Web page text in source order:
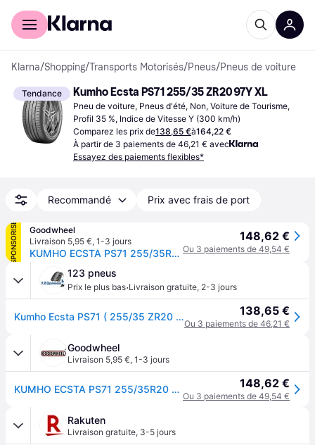
Acheter avec Klarna
Klarna/Shopping/Transports Motorisés/Pneus/Pneus de voiture
Tendance Kumho Ecsta PS71 255/35 ZR20 97Y XL
Pneu de voiture, Pneus d'été, Non, Voiture de Tourisme,
Profil 35 %, Indice de Vitesse Y (300 km/h)
Comparez les prix de138,65 €à164,22 €
À partir de 3 paiements de 46,21 € avec
Essayez des paiements flexibles*
Recommandé Prix avec frais de port
SPONSORISÉ
Goodwheel
Livraison 5,95 €, 1-3 jours
KUMHO ECSTA PS71 255/35R20 97Y XL BSW
148,62 €
Ou 3 paiements de 49,54 €
123 pneus
Prix le plus bas·Livraison gratuite, 2-3 jours
Kumho Ecsta PS71 ( 255/35 ZR20 97Y XL avec rebord protecteur de jante (FSL) ) 138,65 €
Ou 3 paiements de 46,21 €
Goodwheel
Livraison 5,95 €, 1-3 jours
KUMHO ECSTA PS71 255/35R20 97Y XL BSW 148,62 €
Ou 3 paiements de 49,54 €
Rakuten
Livraison gratuite, 3-5 jours